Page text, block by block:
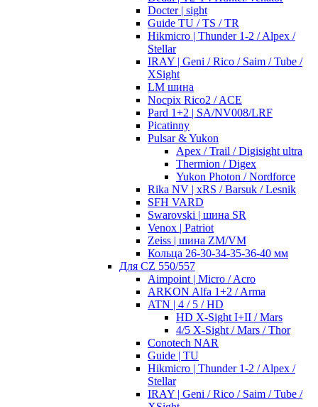
Docter | sight
Guide TU / TS / TR
Hikmicro | Thunder 1-2 / Alpex /
Stellar
IRAY | Geni / Rico / Saim / Tube /
XSight
LM шина
Nocpix Rico2 / ACE
Pard 1+2 | SA/NV008/LRF
Picatinny
Pulsar & Yukon
Apex / Trail / Digisight ultra
Thermion / Digex
Yukon Photon / Nordforce
Rika NV | xRS / Barsuk / Lesnik
SFH VARD
Swarovski | шина SR
Venox | Patriot
Zeiss | шина ZM/VM
Кольца 26-30-34-35-36-40 мм
Для CZ 550/557
Aimpoint | Micro / Acro
ARKON Alfa 1+2 / Arma
ATN | 4 / 5 / HD
HD X-Sight I+II / Mars
4/5 X-Sight / Mars / Thor
Conotech NAR
Guide | TU
Hikmicro | Thunder 1-2 / Alpex /
Stellar
IRAY | Geni / Rico / Saim / Tube /